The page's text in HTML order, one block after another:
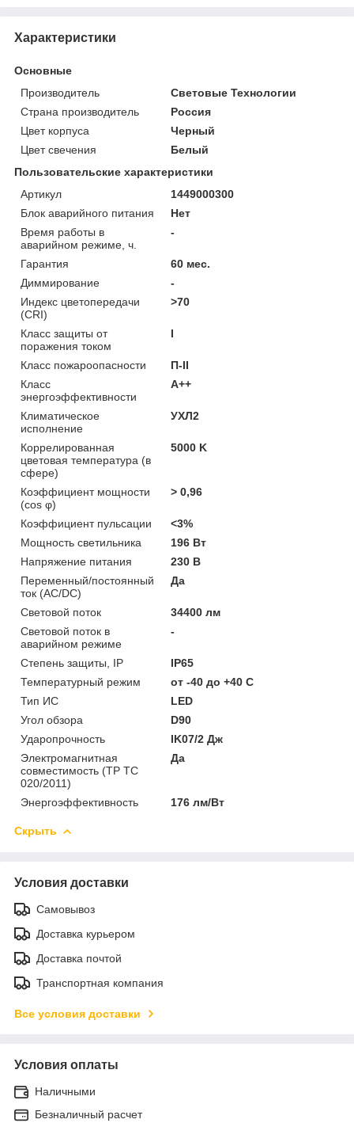
Характеристики
Основные
Производитель
Световые Технологии
Страна производитель
Россия
Цвет корпуса
Черный
Цвет свечения
Белый
Пользовательские характеристики
Артикул
1449000300
Блок аварийного питания
Нет
Время работы в
аварийном режиме, ч.
-
Гарантия
60 мес.
Диммирование
-
Индекс цветопередачи
(CRI)
>70
Класс защиты от
поражения током
I
Класс пожароопасности
П-ІІ
Класс
энергоэффективности
A++
Климатическое
исполнение
УХЛ2
Коррелированная
цветовая температура (в
сфере)
5000 K
Коэффициент мощности
(cos φ)
> 0,96
Коэффициент пульсации
<3%
Мощность светильника
196 Вт
Напряжение питания
230 В
Переменный/постоянный
ток (AC/DC)
Да
Световой поток
34400 лм
Световой поток в
аварийном режиме
-
Степень защиты, IP
IP65
Температурный режим
от -40 до +40 C
Тип ИС
LED
Угол обзора
D90
Ударопрочность
IK07/2 Дж
Электромагнитная
совместимость (ТР ТС
020/2011)
Да
Энергоэффективность 176 лм/Вт
Скрыть
Условия доставки
Самовывоз
Доставка курьером
Доставка почтой
Транспортная компания
Все условия доставки
Условия оплаты
Наличными
Безналичный расчет